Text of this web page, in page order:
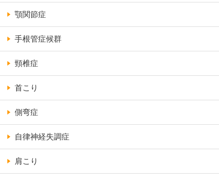
顎関節症
手根管症候群
頸椎症
首こり
側弯症
自律神経失調症
肩こり